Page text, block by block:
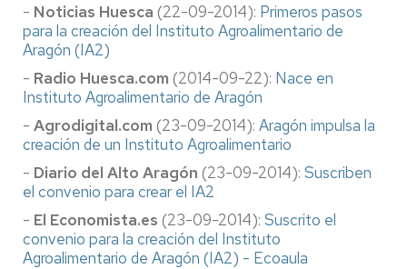
- Noticias Huesca (22-09-2014): Primeros pasos
para la creación del Instituto Agroalimentario de
Aragón (IA2)
- Radio Huesca.com (2014-09-22): Nace en
Instituto Agroalimentario de Aragón
- Agrodigital.com (23-09-2014): Aragón impulsa la
creación de un Instituto Agroalimentario
- Diario del Alto Aragón (23-09-2014): Suscriben
el convenio para crear el IA2
- El Economista.es (23-09-2014): Suscrito el
convenio para la creación del Instituto
Agroalimentario de Aragón (IA2) - Ecoaula